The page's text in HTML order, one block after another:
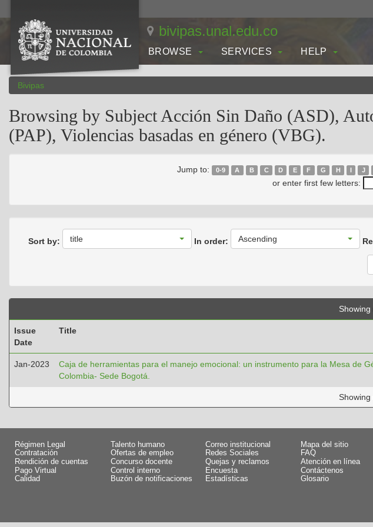
bivipas.unal.edu.co
BROWSE SERVICES HELP
Bivipas
Browsing by Subject Acción Sin Daño (ASD),
(PAP), Violencias basadas en género (VBG).
Jump to: 0-9 A B C D E F G H I J
or enter first few letters:
Sort by: title In order: Ascending
Showing
Issue
Date
Title
Jan-2023
Caja de herramientas para el manejo emocional: un instrumento para la Mesa de
Colombia- Sede Bogotá.
Showing
Régimen Legal
Talento humano
Contratación
Ofertas de empleo
Rendición de cuentas
Concurso docente
Pago Virtual
Control interno
Calidad
Buzón de notificaciones
Correo institucional
Mapa del sitio
Redes Sociales
FAQ
Quejas y reclamos
Atención en línea
Encuesta
Contáctenos
Estadísticas
Glosario